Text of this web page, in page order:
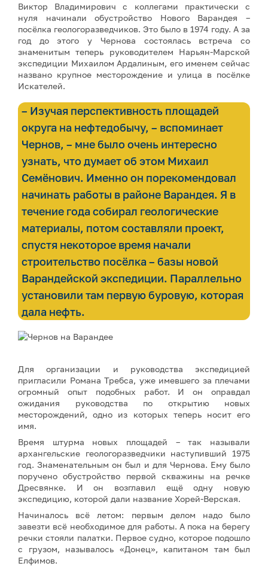
Виктор Владимирович с коллегами практически с
нуля начинали обустройство Нового Варандея –
посёлка геологоразведчиков. Это было в 1974 году. А за
год до этого у Чернова состоялась встреча со
знаменитым теперь руководителем Нарьян-Марской
экспедиции Михаилом Ардалиным, его именем сейчас
названо крупное месторождение и улица в посёлке
Искателей.
– Изучая перспективность площадей
округа на нефтедобычу, – вспоминает
Чернов, – мне было очень интересно
узнать, что думает об этом Михаил
Семёнович. Именно он порекомендовал
начинать работы в районе Варандея. Я в
течение года собирал геологические
материалы, потом составляли проект,
спустя некоторое время начали
строительство посёлка – базы новой
Варандейской экспедиции. Параллельно
установили там первую буровую, которая
дала нефть.
Для организации и руководства экспедицией
пригласили Романа Требса, уже имевшего за плечами
огромный опыт подобных работ. И он оправдал
ожидания руководства по открытию новых
месторождений, одно из которых теперь носит его
имя.
Время штурма новых площадей – так называли
архангельские геологоразведчики наступивший 1975
год. Знаменательным он был и для Чернова. Ему было
поручено обустройство первой скважины на речке
Дресвянке. И он возглавил ещё одну новую
экспедицию, которой дали название Хорей-Верская.
Начиналось всё летом: первым делом надо было
завезти всё необходимое для работы. А пока на берегу
речки стояли палатки. Первое судно, которое подошло
с грузом, называлось «Донец», капитаном там был
Елфимов.